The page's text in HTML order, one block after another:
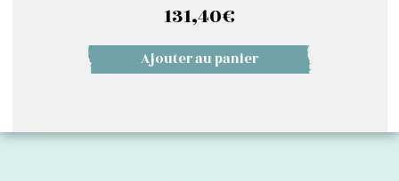
131,40€
Ajouter au panier